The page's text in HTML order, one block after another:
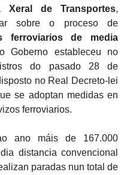
Xeral de Transportes,
sobre o proceso de
ferroviarios de media
Goberno estableceu no
do pasado 28 de
no Real Decreto-lei
se adoptan medidas en
ferroviarios.
ano máis de 167.000
distancia convencional
paradas nun total de